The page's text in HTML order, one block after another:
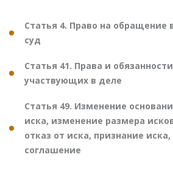
Статья 4. Право на обращение
суд
Статья 41. Права и
участвующих в деле
Статья 49. Изменение
иска, изменение размера
отказ от иска, признание
соглашение